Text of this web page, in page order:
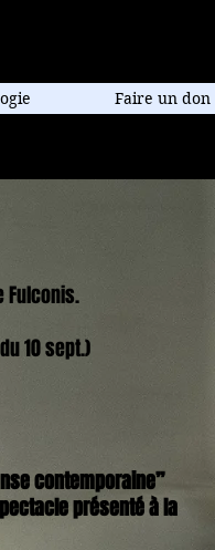
Faire un don
10 sept.)
contemporaine”
présenté à la